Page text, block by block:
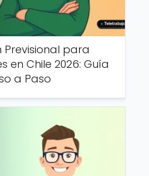
Previsional para
en Chile 2026: Guía
a Paso